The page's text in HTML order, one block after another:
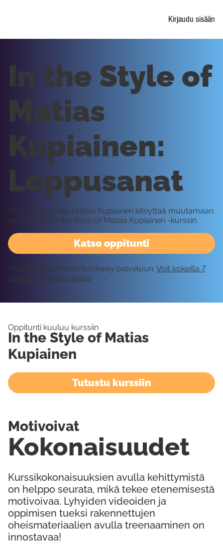
Kirjaudu sisään
Katso oppitunti
In the Style of
Matias
Kupiainen:
Loppusanat
Tällä oppitunnilla Matias Kupiainen kiteyttää muutamaan
lauseeseen In the Style of Matias Kupiainen -kurssin.
Vaatii kirjautumisen Rockway palveluun. Voit kokeilla 7
päivää ilmaiseksi tästä!
Oppitunti kuuluu kurssiin
In the Style of Matias
Kupiainen
Tutustu kurssiin
Kurssikokonaisuuksien avulla kehittymistä
on helppo seurata, mikä tekee etenemisestä
motivoivaa. Lyhyiden videoiden ja
oppimisen tueksi rakennettujen
oheismateriaalien avulla treenaaminen on
innostavaa!
Kokonaisuudet
Motivoivat